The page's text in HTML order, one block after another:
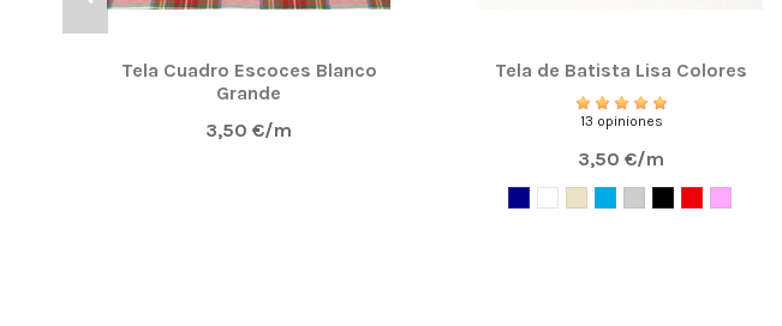
Tela Cuadro Escoces Blanco
Grande
3,50 €/m
Tela de Batista Lisa Colores
13 opiniones
3,50 €/m